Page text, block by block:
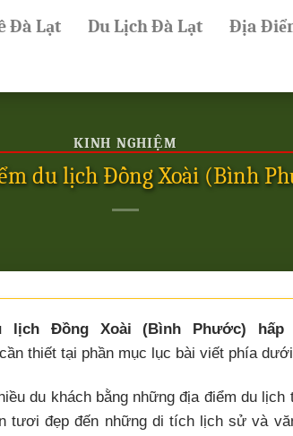
Đà Lạt Du Lịch Đà Lạt Địa
KINH NGHIỆM
du lịch Đồng Xoài (Bình
lịch Đồng Xoài (Bình Phước) hấp
thiết tại phần mục lục bài viết phía
du khách bằng những địa điểm du lịch
tươi đẹp đến những di tích lịch sử và